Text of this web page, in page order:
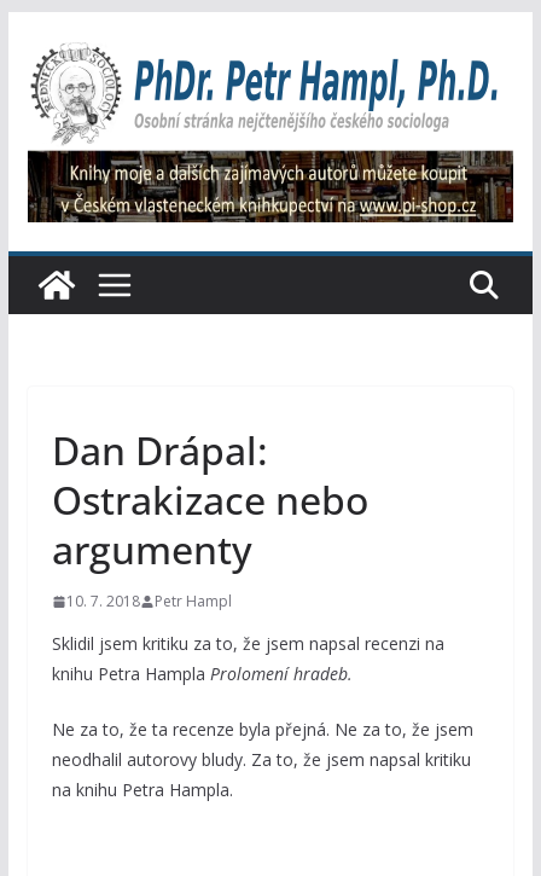
obsah
Dan Drápal:
Ostrakizace nebo
argumenty
10. 7. 2018 Petr Hampl
Sklidil jsem kritiku za to, že jsem napsal recenzi na
knihu Petra Hampla Prolomení hradeb.
Ne za to, že ta recenze byla přejná. Ne za to, že jsem
neodhalil autorovy bludy. Za to, že jsem napsal kritiku
na knihu Petra Hampla.